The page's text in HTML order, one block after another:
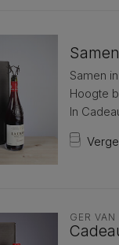
Samen
Hoogte
In
GER VAN